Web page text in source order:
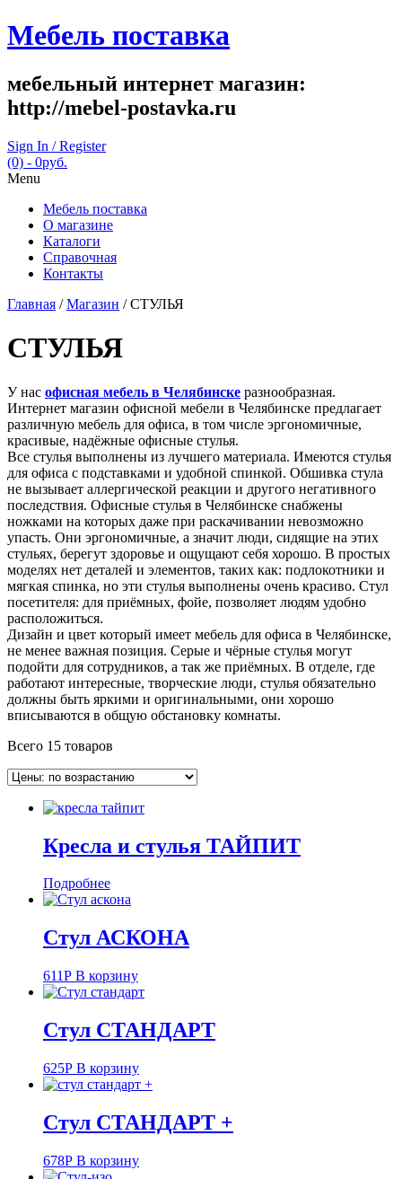
Мебель поставка
мебельный интернет магазин:
http://mebel-postavka.ru
Sign In / Register
(0) - 0руб.
Menu
Мебель поставка
О магазине
Каталоги
Справочная
Контакты
Главная /Магазин / СТУЛЬЯ
СТУЛЬЯ
У нас офисная мебель в Челябинске разнообразная.
Интернет магазин офисной мебели в Челябинске предлагает
различную мебель для офиса, в том числе эргономичные,
красивые, надёжные офисные стулья.
Все стулья выполнены из лучшего материала. Имеются стулья
для офиса с подставками и удобной спинкой. Обшивка стула
не вызывает аллергической реакции и другого негативного
последствия. Офисные стулья в Челябинске снабжены
ножками на которых даже при раскачивании невозможно
упасть. Они эргономичные, а значит люди, сидящие на этих
стульях, берегут здоровье и ощущают себя хорошо. В простых
моделях нет деталей и элементов, таких как: подлокотники и
мягкая спинка, но эти стулья выполнены очень красиво. Стул
посетителя: для приёмных, фойе, позволяет людям удобно
расположиться.
Дизайн и цвет который имеет мебель для офиса в Челябинске,
не менее важная позиция. Серые и чёрные стулья могут
подойти для сотрудников, а так же приёмных. В отделе, где
работают интересные, творческие люди, стулья обязательно
должны быть яркими и оригинальными, они хорошо
вписываются в общую обстановку комнаты.
Всего 15 товаров
Кресла и стулья ТАЙПИТ
Подробнее
Стул АСКОНА
611Р В корзину
Стул СТАНДАРТ
625Р В корзину
Стул СТАНДАРТ +
678Р В корзину